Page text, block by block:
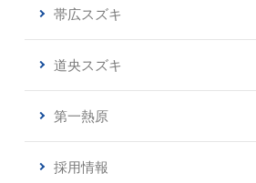
帯広スズキ
道央スズキ
第一熱原
採用情報